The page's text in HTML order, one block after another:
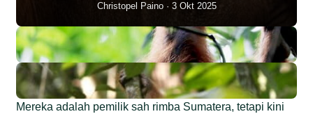
Christopel Paino 3 Okt 2025
Mereka adalah pemilik sah rimba Sumatera, tetapi kini